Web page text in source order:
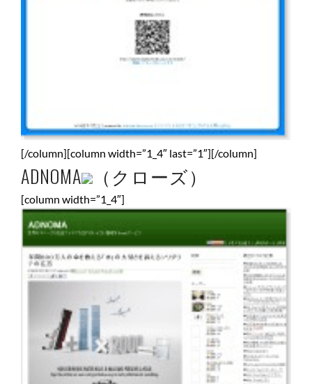
[/column][column width=”1_4″ last=”1″][/column]
ADNOMA （クローズ）
[column width=”1_4″]